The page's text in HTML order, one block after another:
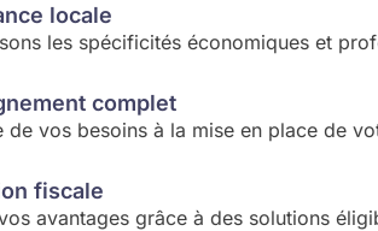
locale
les spécificités économiques et
complet
de vos besoins à la mise en place de
fiscale
avantages grâce à des solutions